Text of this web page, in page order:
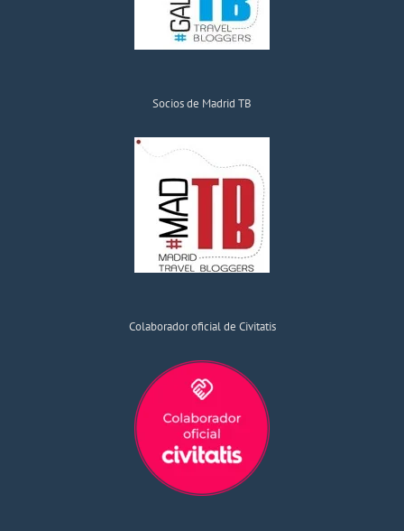
Socios de Madrid TB
Colaborador oficial de Civitatis